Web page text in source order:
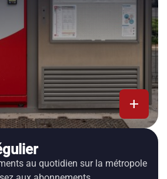
add
au quotidien sur la métropole